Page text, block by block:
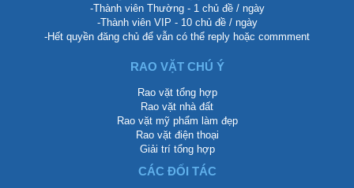
-Thành viên Thường - 1 chủ đề / ngày
-Thành viên VIP - 10 chủ đề / ngày
-Hết quyền đăng chủ để vẫn có thể reply hoặc commment
RAO VẶT CHÚ Ý
Rao vặt tổng hợp
Rao vặt nhà đất
Rao vặt mỹ phẩm làm đẹp
Rao vặt điện thoại
Giải trí tổng hợp
CÁC ĐỐI TÁC